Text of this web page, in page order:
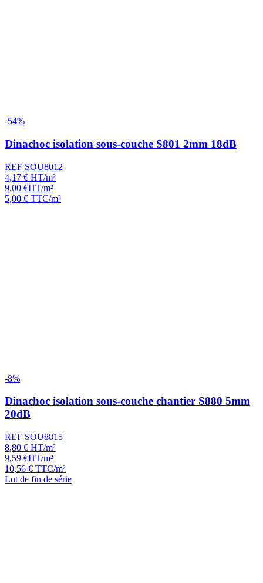
-54%
Dinachoc isolation sous-couche S801 2mm 18dB
REF SOU8012
4,17 € HT/m²
9,00 €HT/m²
5,00 € TTC/m²
-8%
Dinachoc isolation sous-couche chantier S880 5mm
20dB
REF SOU8815
8,80 € HT/m²
9,59 €HT/m²
10,56 € TTC/m²
Lot de fin de série